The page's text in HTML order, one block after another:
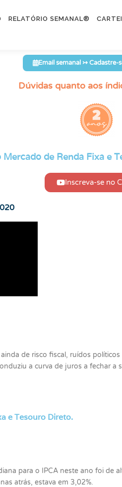
RELATÓRIO SEMANAL®
Email semanal ↣ Cadastre-
Dúvidas quanto aos
Mercado de Renda Fixa e
Inscreva-se no
de risco fiscal, ruídos
a curva de juros a fechar a
e Tesouro Direto.
para o IPCA neste ano foi de
atrás, estava em 3,02%.